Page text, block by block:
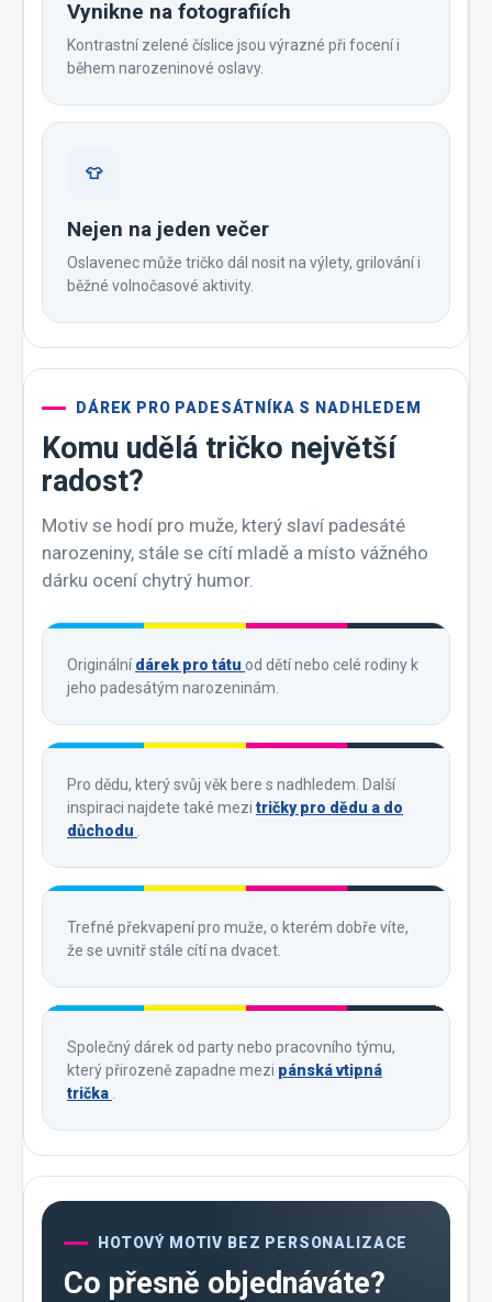
Vynikne na fotografiích
Kontrastní zelené číslice jsou výrazné při focení i
během narozeninové oslavy.
👕
Nejen na jeden večer
Oslavenec může tričko dál nosit na výlety, grilování i
běžné volnočasové aktivity.
DÁREK PRO PADESÁTNÍKA S NADHLEDEM
Komu udělá tričko největší
radost?
Motiv se hodí pro muže, který slaví padesáté
narozeniny, stále se cítí mladě a místo vážného
dárku ocení chytrý humor.
Originálnídárek pro tátu od dětí nebo celé rodiny k
jeho padesátým narozeninám.
Pro dědu, který svůj věk bere s nadhledem. Další
inspiraci najdete také mezi tričky pro dědu a do
důchodu
Trefné překvapení pro muže, o kterém dobře víte,
že se uvnitř stále cítí na dvacet.
Společný dárek od party nebo pracovního týmu,
který přirozeně zapadne mezi pánská vtipná
trička
HOTOVÝ MOTIV BEZ PERSONALIZACE
Co přesně objednáváte?